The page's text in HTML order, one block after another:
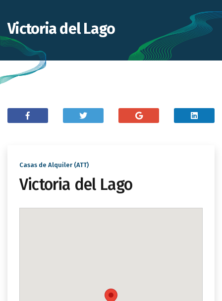
Victoria del Lago
Casas de Alquiler (ATT)
Victoria del Lago